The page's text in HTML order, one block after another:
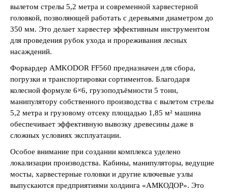
вылетом стрелы 5,2 метра и современной харвестерной
головкой, позволяющей работать с деревьями диаметром до
350 мм. Это делает харвестер эффективным инструментом
для проведения рубок ухода и прореживания лесных
насаждений.
Форвардер AMKODOR FF560 предназначен для сбора,
погрузки и транспортировки сортиментов. Благодаря
колесной формуле 6×6, грузоподъёмности 5 тонн,
манипулятору собственного производства с вылетом стрелы
5,2 метра и грузовому отсеку площадью 1,85 м² машина
обеспечивает эффективную вывозку древесины даже в
сложных условиях эксплуатации.
Особое внимание при создании комплекса уделено
локализации производства. Кабины, манипуляторы, ведущие
мосты, харвестерные головки и другие ключевые узлы
выпускаются предприятиями холдинга «АМКОДОР». Это